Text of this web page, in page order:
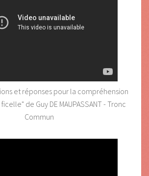
et réponses pour la compréhension
de Guy DE MAUPASSANT - Tronc
Commun